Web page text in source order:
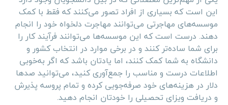
این است که بسیاری از افراد تصور می‌کنند که فقط با کمک
موسسه‌های مهاجرتی می‌توانند مهاجرت دلخواه خود را انجام
دهند. درست است که این موسسه‌ها می‌توانند فرآیند کار را
برای شما ساده‌تر کنند و در برخی موارد در انتخاب کشور و
دانشگاه به شما کمک کنند، اما یادتان باشد که اگر به‌خوبی
اطلاعات درست و مناسب را جمع‌آوری کنید، می‌توانید صدها
دلار در هزینه‌های خود صرفه‌جویی کرده و تمام پروسه پذیرش
و دریافت ویزای تحصیلی را خودتان انجام دهید.